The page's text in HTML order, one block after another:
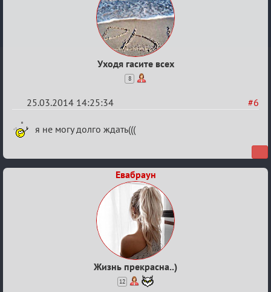
Уходя гасите всех
8
#6
25.03.2014 14:25:34
Re:
лет
я не могу долго ждать(((
Евабраун
Жизнь прекрасна..)
12